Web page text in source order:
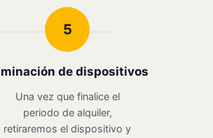
5
de dispositivos
Una vez que finalice el
periodo de alquiler,
retiraremos el dispositivo y